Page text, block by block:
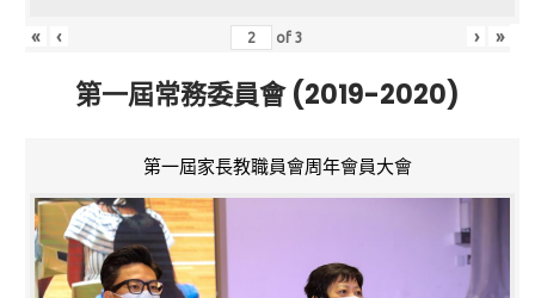
« ‹ of3 › »
第一屆常務委員會 (2019-2020)
第一屆家長教職員會周年會員大會